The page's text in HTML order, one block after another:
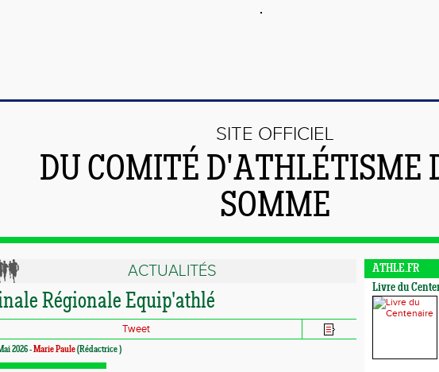
SITE OFFICIEL
DU COMITÉ D'ATHLÉTISME
SOMME
ACTUALITÉS
Régionale Equip'athlé
Tweet
2026 -Marie Paule(Rédactrice )
ATHLE.FR
Livre du